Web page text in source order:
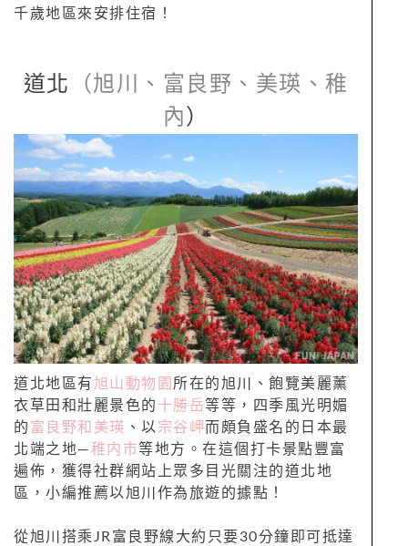
千歲地區來安排住宿！
道北
（旭川、富良野、美瑛、稚
內 ）
道北地區有 旭山動物園 所在的旭川、飽覽美麗薰
衣草田和壯麗景色的 十勝岳等等，四季風光明媚
的 富良野和美瑛 、以 宗谷岬而頗負盛名的日本最
北端之地—稚内市等地方。在這個打卡景點豐富
遍佈，獲得社群網站上眾多目光關注的道北地
區，小編推薦以旭川作為旅遊的據點！
從旭川搭乘JR富良野線大約只要30分鐘即可抵達